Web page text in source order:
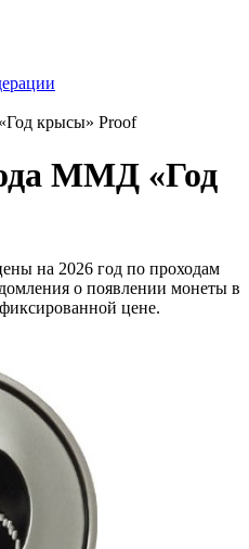
крысы» Proof
ММД «Год
на 2026 год по проходам
о появлении монеты в
цене.